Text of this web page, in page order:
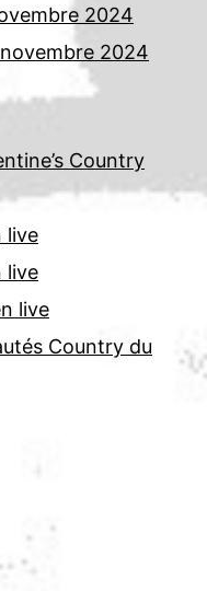
2024
2024
Country
live
live
live
Country du